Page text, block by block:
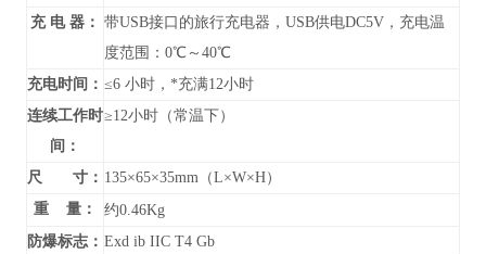
充 电 器： 带USB接口的旅行充电器，USB供电DC5V，充电温
度范围：0℃～40℃
充电时间： ≤6 小时，*充满12小时
连续工作时
间：
≥12小时（常温下）
尺 寸： 135×65×35mm（L×W×H）
重 量：
约0.46Kg
防爆标志： Exd ib IIC T4 Gb